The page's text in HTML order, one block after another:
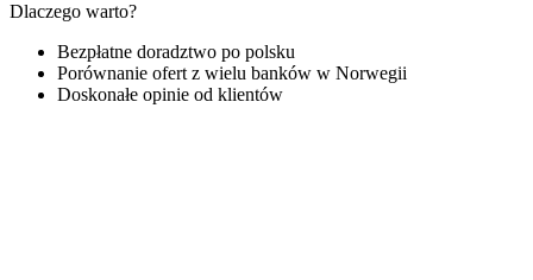
Dlaczego warto?
Bezpłatne doradztwo po polsku
Porównanie ofert z wielu banków w Norwegii
Doskonałe opinie od klientów